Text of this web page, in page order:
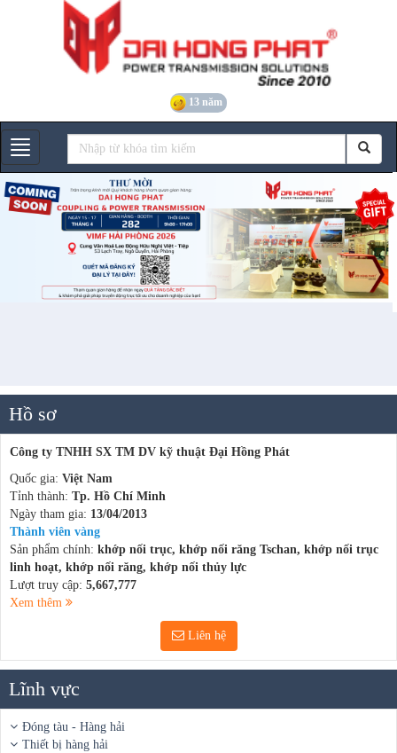
13 năm
Gian hàng
Hồ sơ
Công ty TNHH SX TM DV kỹ thuật Đại Hồng Phát
Quốc gia: Việt Nam
Tỉnh thành: Tp. Hồ Chí Minh
Ngày tham gia: 13/04/2013
Thành viên vàng
Sản phẩm chính: khớp nối trục, khớp nối răng Tschan, khớp nối trục
linh hoạt, khớp nối răng, khớp nối thủy lực
Lượt truy cập: 5,667,777
Xem thêm
Liên hệ
Lĩnh vực
Đóng tàu - Hàng hải
Thiết bị hàng hải